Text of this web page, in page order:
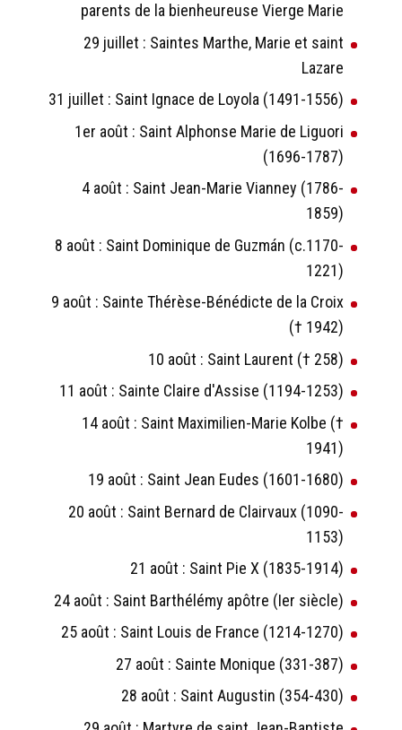
parents de la bienheureuse Vierge Marie
29 juillet : Saintes Marthe, Marie et saint
Lazare
31 juillet : Saint Ignace de Loyola (1491-1556)
1er août : Saint Alphonse Marie de Liguori
(1696-1787)
4 août : Saint Jean-Marie Vianney (1786-
1859)
8 août : Saint Dominique de Guzmán (c.1170-
1221)
9 août : Sainte Thérèse-Bénédicte de la Croix
(† 1942)
10 août : Saint Laurent († 258)
11 août : Sainte Claire d'Assise (1194-1253)
14 août : Saint Maximilien-Marie Kolbe (†
1941)
19 août : Saint Jean Eudes (1601-1680)
20 août : Saint Bernard de Clairvaux (1090-
1153)
21 août : Saint Pie X (1835-1914)
24 août : Saint Barthélémy apôtre (Ier siècle)
25 août : Saint Louis de France (1214-1270)
27 août : Sainte Monique (331-387)
28 août : Saint Augustin (354-430)